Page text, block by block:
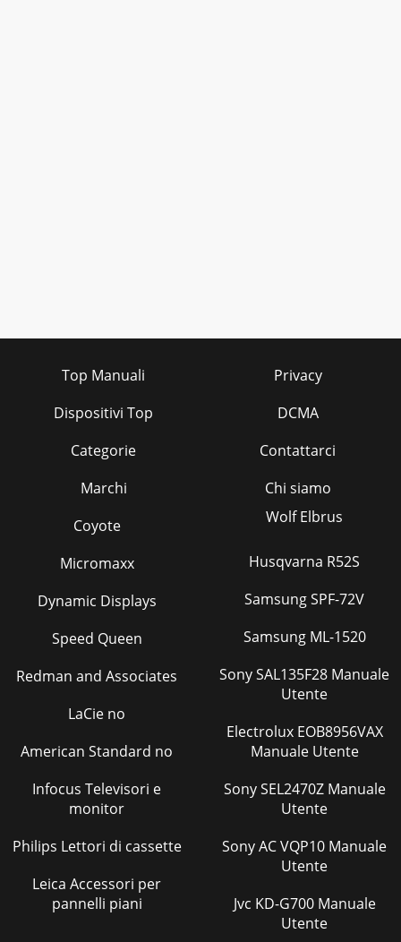
Top Manuali
Dispositivi Top
Categorie
Marchi
Privacy
DCMA
Contattarci
Chi siamo
Coyote
Micromaxx
Dynamic Displays
Speed Queen
Redman and Associates
LaCie no
American Standard no
Infocus Televisori e
monitor
Philips Lettori di cassette
Leica Accessori per
pannelli piani
Wolf Elbrus
Husqvarna R52S
Samsung SPF-72V
Samsung ML-1520
Sony SAL135F28 Manuale
Utente
Electrolux EOB8956VAX
Manuale Utente
Sony SEL2470Z Manuale
Utente
Sony AC VQP10 Manuale
Utente
Jvc KD-G700 Manuale
Utente